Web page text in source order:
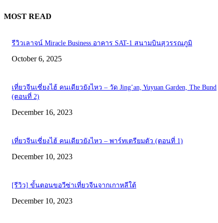
MOST READ
รีวิวเลาจน์ Miracle Business อาคาร SAT-1 สนามบินสุวรรณภูมิ
October 6, 2025
เที่ยวจีนเซี่ยงไฮ้ คนเดียวยังไหว – วัด Jing’an, Yuyuan Garden, The Bund
(ตอนที่ 2)
December 16, 2023
เที่ยวจีนเซี่ยงไฮ้ คนเดียวยังไหว – พาร์ทเตรียมตัว (ตอนที่ 1)
December 10, 2023
[รีวิว] ขั้นตอนขอวีซ่าเที่ยวจีนจากเกาหลีใต้
December 10, 2023